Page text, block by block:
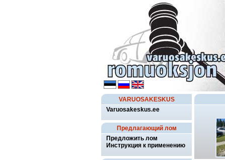
VARUOSAKESKUS
Varuosakeskus.ee
Предлагающий лом
Предложить лом
Инструкция к применению